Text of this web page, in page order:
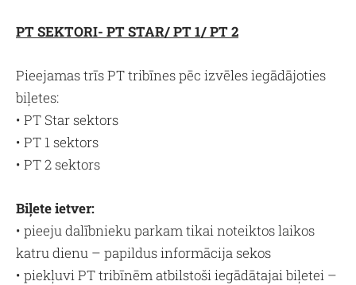
PT SEKTORI- PT STAR/ PT 1/ PT 2
Pieejamas trīs PT tribīnes pēc izvēles iegādājoties
biļetes:
• PT Star sektors
• PT 1 sektors
• PT 2 sektors
Biļete ietver:
• pieeju dalībnieku parkam tikai noteiktos laikos
katru dienu – papildus informācija sekos
• piekļuvi PT tribīnēm atbilstoši iegādātajai biļetei –